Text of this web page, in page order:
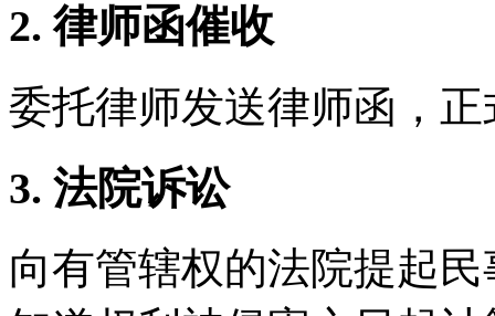
2. 律师函催收
委托律师发送律师函，
3. 法院诉讼
向有管辖权的法院提起